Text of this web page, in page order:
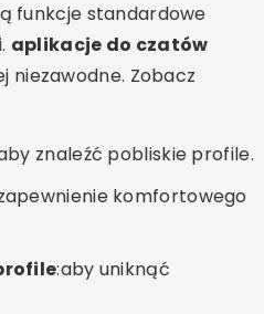
funkcje standardowe
aplikacje do czatów
niezawodne. Zobacz
znaleźć pobliskie profile.
komfortowego
:aby uniknąć